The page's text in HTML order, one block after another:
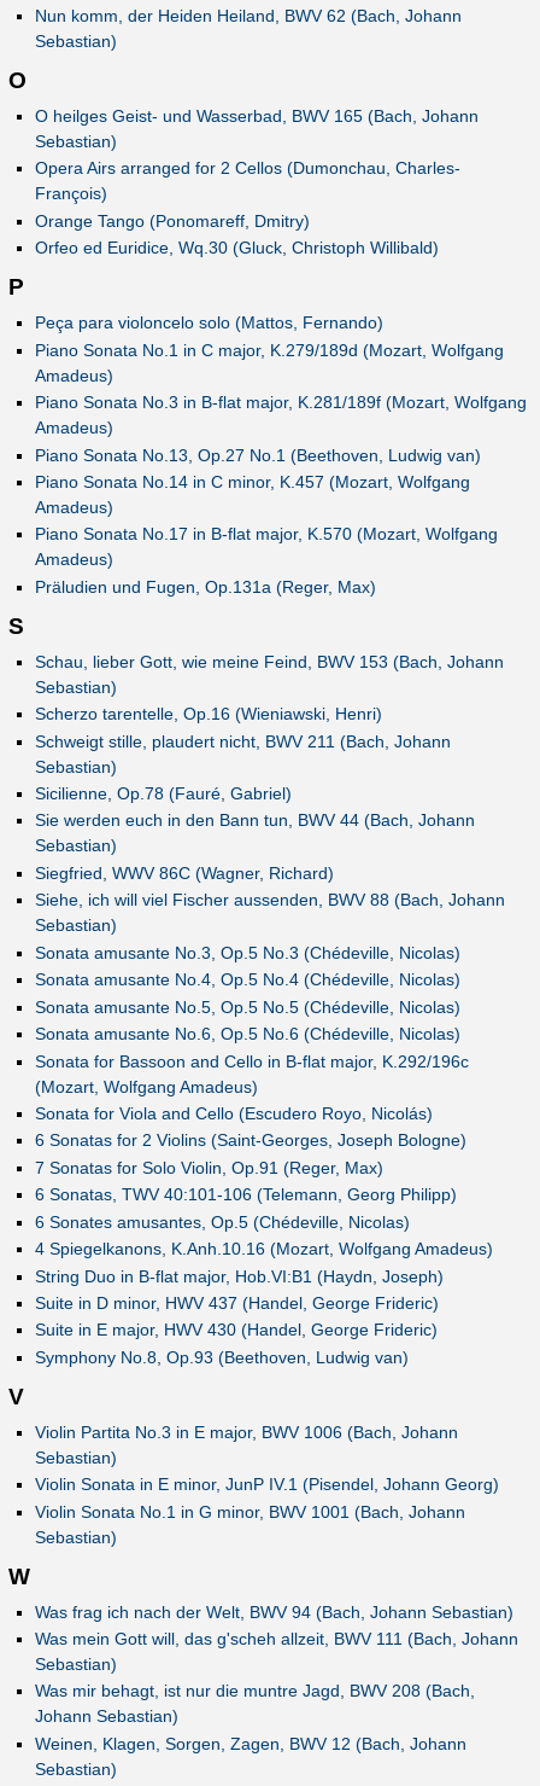
Nun komm, der Heiden Heiland, BWV 62 (Bach, Johann
Sebastian)
O
O heilges Geist- und Wasserbad, BWV 165 (Bach, Johann
Sebastian)
Opera Airs arranged for 2 Cellos (Dumonchau, Charles-
François)
Orange Tango (Ponomareff, Dmitry)
Orfeo ed Euridice, Wq.30 (Gluck, Christoph Willibald)
P
Peça para violoncelo solo (Mattos, Fernando)
Piano Sonata No.1 in C major, K.279/189d (Mozart, Wolfgang
Amadeus)
Piano Sonata No.3 in B-flat major, K.281/189f (Mozart, Wolfgang
Amadeus)
Piano Sonata No.13, Op.27 No.1 (Beethoven, Ludwig van)
Piano Sonata No.14 in C minor, K.457 (Mozart, Wolfgang
Amadeus)
Piano Sonata No.17 in B-flat major, K.570 (Mozart, Wolfgang
Amadeus)
Präludien und Fugen, Op.131a (Reger, Max)
S
Schau, lieber Gott, wie meine Feind, BWV 153 (Bach, Johann
Sebastian)
Scherzo tarentelle, Op.16 (Wieniawski, Henri)
Schweigt stille, plaudert nicht, BWV 211 (Bach, Johann
Sebastian)
Sicilienne, Op.78 (Fauré, Gabriel)
Sie werden euch in den Bann tun, BWV 44 (Bach, Johann
Sebastian)
Siegfried, WWV 86C (Wagner, Richard)
Siehe, ich will viel Fischer aussenden, BWV 88 (Bach, Johann
Sebastian)
Sonata amusante No.3, Op.5 No.3 (Chédeville, Nicolas)
Sonata amusante No.4, Op.5 No.4 (Chédeville, Nicolas)
Sonata amusante No.5, Op.5 No.5 (Chédeville, Nicolas)
Sonata amusante No.6, Op.5 No.6 (Chédeville, Nicolas)
Sonata for Bassoon and Cello in B-flat major, K.292/196c
(Mozart, Wolfgang Amadeus)
Sonata for Viola and Cello (Escudero Royo, Nicolás)
6 Sonatas for 2 Violins (Saint-Georges, Joseph Bologne)
7 Sonatas for Solo Violin, Op.91 (Reger, Max)
6 Sonatas, TWV 40:101-106 (Telemann, Georg Philipp)
6 Sonates amusantes, Op.5 (Chédeville, Nicolas)
4 Spiegelkanons, K.Anh.10.16 (Mozart, Wolfgang Amadeus)
String Duo in B-flat major, Hob.VI:B1 (Haydn, Joseph)
Suite in D minor, HWV 437 (Handel, George Frideric)
Suite in E major, HWV 430 (Handel, George Frideric)
Symphony No.8, Op.93 (Beethoven, Ludwig van)
V
Violin Partita No.3 in E major, BWV 1006 (Bach, Johann
Sebastian)
Violin Sonata in E minor, JunP IV.1 (Pisendel, Johann Georg)
Violin Sonata No.1 in G minor, BWV 1001 (Bach, Johann
Sebastian)
W
Was frag ich nach der Welt, BWV 94 (Bach, Johann Sebastian)
Was mein Gott will, das g'scheh allzeit, BWV 111 (Bach, Johann
Sebastian)
Was mir behagt, ist nur die muntre Jagd, BWV 208 (Bach,
Johann Sebastian)
Weinen, Klagen, Sorgen, Zagen, BWV 12 (Bach, Johann
Sebastian)